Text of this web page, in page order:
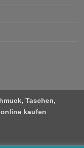
Taschen,
kaufen